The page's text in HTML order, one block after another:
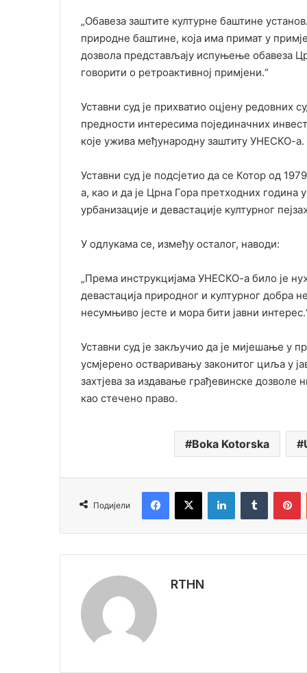
„Обавеза заштите културне баштине
природне баштине, која има примат у
дозвола представљају испуњење обавеза
говорити о ретроактивној примјени.“
Уставни суд је прихватио оцјену редовних
предности интересима појединачних
које ужива међународну заштиту УНЕСКО-а.
Уставни суд је подсјетио да се Котор од
а, као и да је Црна Гора претходних година
урбанизације и девастације културног
У одлукама се, између осталог, наводи:
„Према инструкцијама УНЕСКО-а било је
девастација природног и културног
несумњиво јесте и мора бити јавни
Уставни суд је закључио да је мијешање у
усмјерено остваривању законитог циља у
захтјева за издавање грађевинске дозволе
као стечено право.
Boka Kotorska
Подијели
RTHN